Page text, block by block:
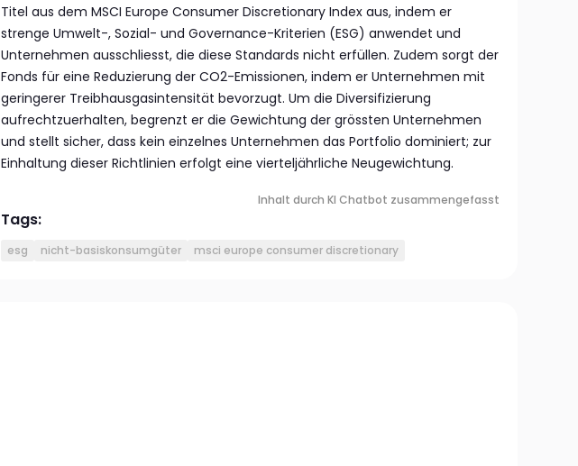
Titel aus dem MSCI Europe Consumer Discretionary Index aus, indem er
strenge Umwelt-, Sozial- und Governance-Kriterien (ESG) anwendet und
Unternehmen ausschliesst, die diese Standards nicht erfüllen. Zudem sorgt der
Fonds für eine Reduzierung der CO2-Emissionen, indem er Unternehmen mit
geringerer Treibhausgasintensität bevorzugt. Um die Diversifizierung
aufrechtzuerhalten, begrenzt er die Gewichtung der grössten Unternehmen
und stellt sicher, dass kein einzelnes Unternehmen das Portfolio dominiert; zur
Einhaltung dieser Richtlinien erfolgt eine vierteljährliche Neugewichtung.
Inhalt durch KI Chatbot zusammengefasst
Tags:
esg nicht-basiskonsumgüter msci europe consumer discretionary